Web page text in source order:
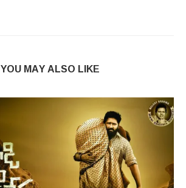
YOU MAY ALSO LIKE